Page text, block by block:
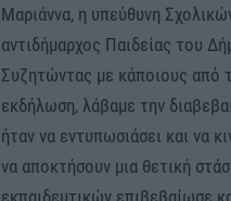
Μαριάννα, η υπεύθυνη
αντιδήμαρχος Παιδείας του
Συζητώντας με κάποιους από
εκδήλωση, λάβαμε την
ήταν να εντυπωσιάσει και να
να αποκτήσουν μια θετική